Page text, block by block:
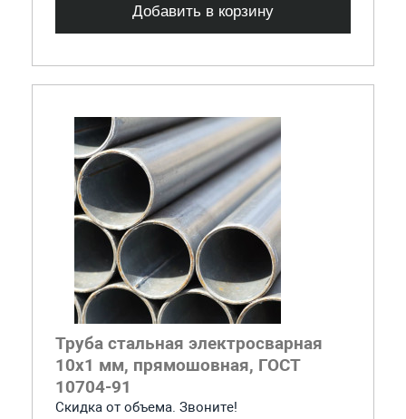
Добавить в корзину
Труба стальная электросварная
10x1 мм, прямошовная, ГОСТ
10704-91
Скидка от объема. Звоните!